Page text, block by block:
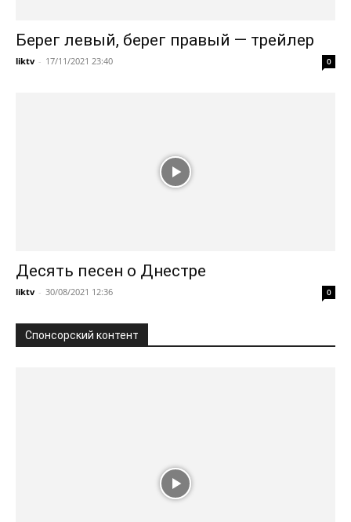
Берег левый, берег правый — трейлер
liktv - 17/11/2021 23:40 0
Десять песен о Днестре
liktv - 30/08/2021 12:36 0
Спонсорский контент